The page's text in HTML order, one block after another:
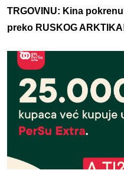
TRGOVINU: Kina
preko RUSKOG